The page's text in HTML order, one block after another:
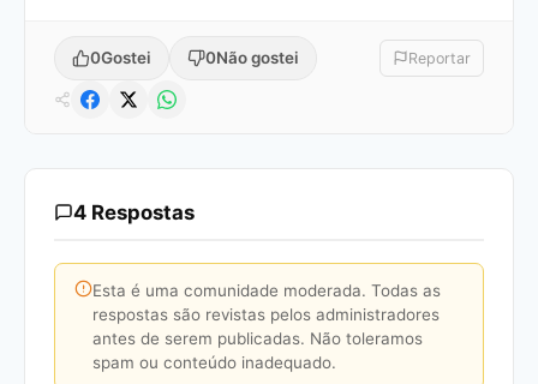
0Gostei 0Não gostei Reportar
4 Respostas
Esta é uma comunidade moderada. Todas as
respostas são revistas pelos administradores
antes de serem publicadas. Não toleramos
spam ou conteúdo inadequado.